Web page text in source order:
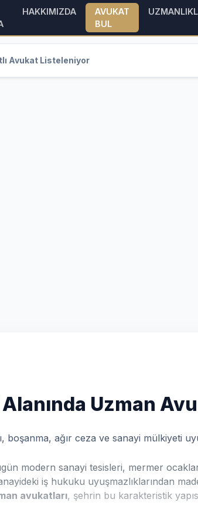
HAKKIMIZDA
AVUKAT
BUL
Avukat Listeleniyor
Uzman
boşanma, ağır ceza ve sanayi mülkiyeti
modern sanayi tesisleri, mermer
iş hukuku uyuşmazlıklarından
avukatları, şehrin bu karakteristik